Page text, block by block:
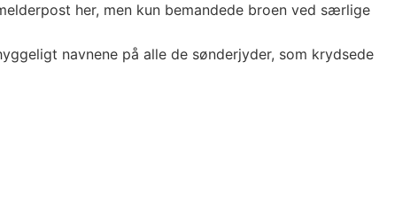
her, men kun bemandede broen ved særlige
navnene på alle de sønderjyder, som krydsede